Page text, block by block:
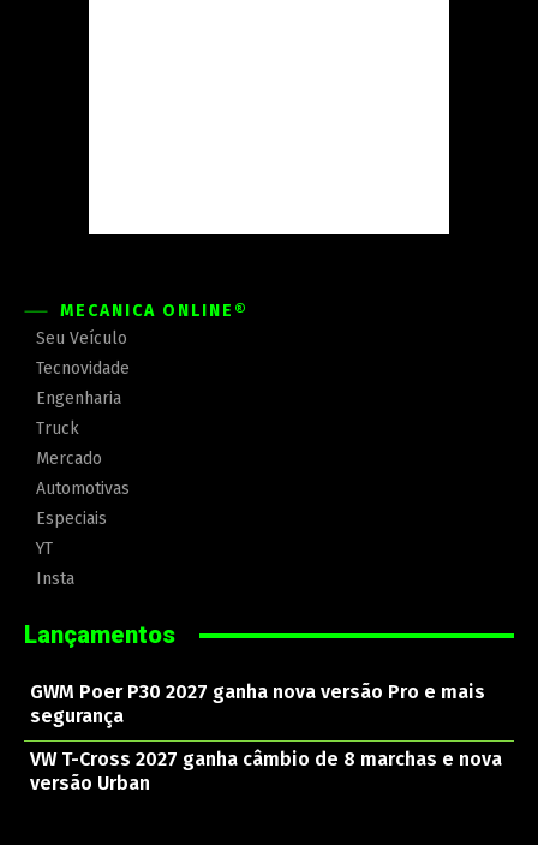
MECÂNICA ONLINE®
Seu Veículo
Tecnovidade
Engenharia
Truck
Mercado
Automotivas
Especiais
YT
Insta
Lançamentos
GWM Poer P30 2027 ganha nova versão Pro e mais
segurança
VW T-Cross 2027 ganha câmbio de 8 marchas e nova
versão Urban